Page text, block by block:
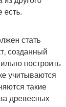
стать
созданный
построить
учитываются
такие
древесных